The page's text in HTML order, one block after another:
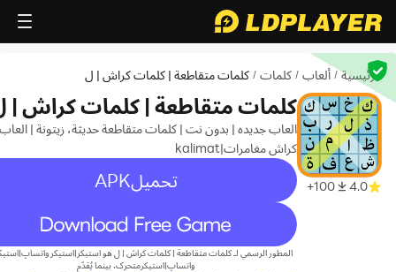
الرئيسية / ألعاب / كلمات / كلمات متقاطعة | كلمات كراش | ل
4.0
100+
كلمات متقاطعة | كلمات كراش |
العاب جديده | بدون نت | كلمات متقاطعة حديثة، زيتونة | العاب
كراش مغامرات|kalimat
تحميلAPK
recommend
المطور الرسمي لـ كلمات متقاطعة | كلمات كراش | ل هو استیکر|استیکر
واتساپ|استیکرمتحرک، بينما يُقدّم